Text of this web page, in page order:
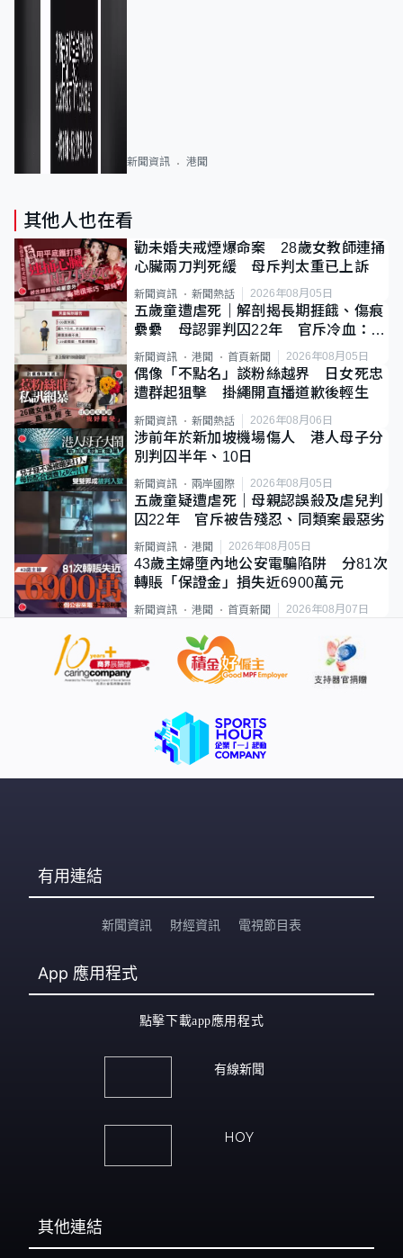
新聞資訊 港聞
其他人也在看
勸未婚夫戒煙爆命案 28歲女教師連捅
心臟兩刀判死緩 母斥判太重已上訴
新聞資訊 新聞熱話 2026年08月05日
五歲童遭虐死｜解剖揭長期捱餓、傷痕
纍纍 母認罪判囚22年 官斥冷血：同
類案最惡劣
新聞資訊 港聞 首頁新聞 2026年08月05日
偶像「不點名」談粉絲越界 日女死忠
遭群起狙擊 掛繩開直播道歉後輕生
新聞資訊 新聞熱話 2026年08月06日
涉前年於新加坡機場傷人 港人母子分
別判囚半年、10日
新聞資訊 兩岸國際 2026年08月05日
五歲童疑遭虐死｜母親認誤殺及虐兒判
囚22年 官斥被告殘忍、同類案最惡劣
新聞資訊 港聞 2026年08月05日
43歲主婦墮內地公安電騙陷阱 分81次
轉賬「保證金」損失近6900萬元
新聞資訊 港聞 首頁新聞 2026年08月07日
有用連結
新聞資訊 財經資訊 電視節目表
App 應用程式
點擊下載app應用程式
有線新聞
HOY
其他連結